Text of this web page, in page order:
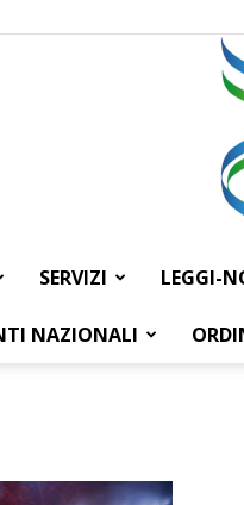
SERVIZI LEGGI-
NAZIONALI